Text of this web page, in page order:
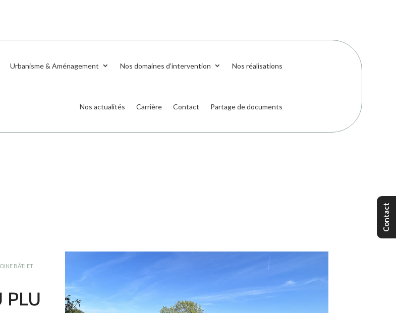
Urbanisme & Aménagement Nos domaines d’intervention Nos réalisations
Nos actualités Carrière Contact Partage de documents
BÂTI ET
PLU
Contact